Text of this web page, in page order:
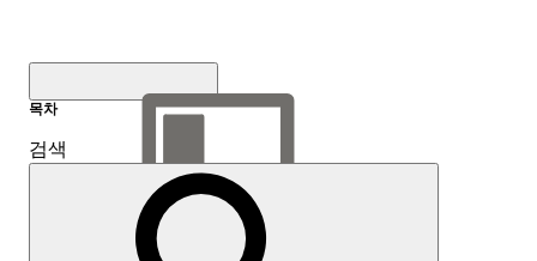
목차 표시
목차
검색